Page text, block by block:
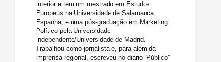
Interior e tem um mestrado em Estudos
Europeus na Universidade de Salamanca,
Espanha, e uma pós-graduação em Marketing
Político pela Universidade
Independente/Universidade de Madrid.
Trabalhou como jornalista e, para além da
imprensa regional, escreveu no diário “Público”